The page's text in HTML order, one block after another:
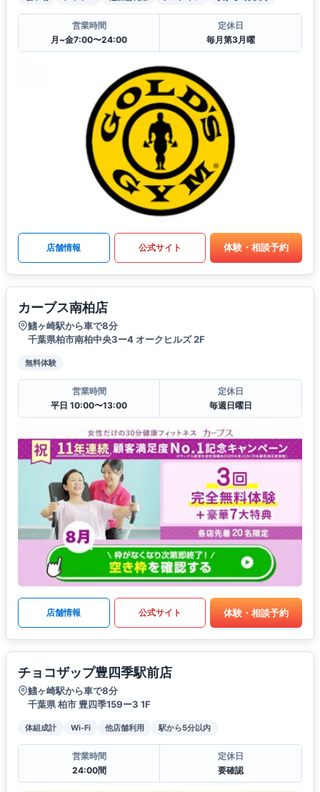
営業時間
月~金7:00〜24:00
定休日
毎月第3月曜
店舗情報 公式サイト 体験・相談予約
カーブス南柏店
鰭ヶ崎駅から車で8分
千葉県柏市南柏中央3ー4 オークヒルズ 2F
無料体験
営業時間
平日 10:00〜13:00
定休日
毎週日曜日
店舗情報 公式サイト 体験・相談予約
チョコザップ豊四季駅前店
鰭ヶ崎駅から車で8分
千葉県 柏市 豊四季159ー3 1F
体組成計 Wi-Fi 他店舗利用 駅から5分以内
営業時間
24:00間
定休日
要確認